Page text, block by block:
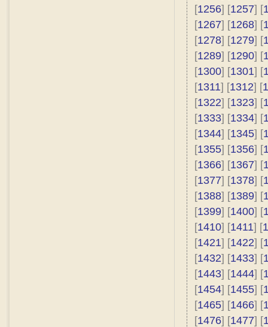
[1256] [1257] [
[1267] [1268] [
[1278] [1279] [
[1289] [1290] [
[1300] [1301] [
[1311] [1312] [
[1322] [1323] [
[1333] [1334] [
[1344] [1345] [
[1355] [1356] [
[1366] [1367] [
[1377] [1378] [
[1388] [1389] [
[1399] [1400] [
[1410] [1411] [
[1421] [1422] [
[1432] [1433] [
[1443] [1444] [
[1454] [1455] [
[1465] [1466] [
[1476] [1477] [